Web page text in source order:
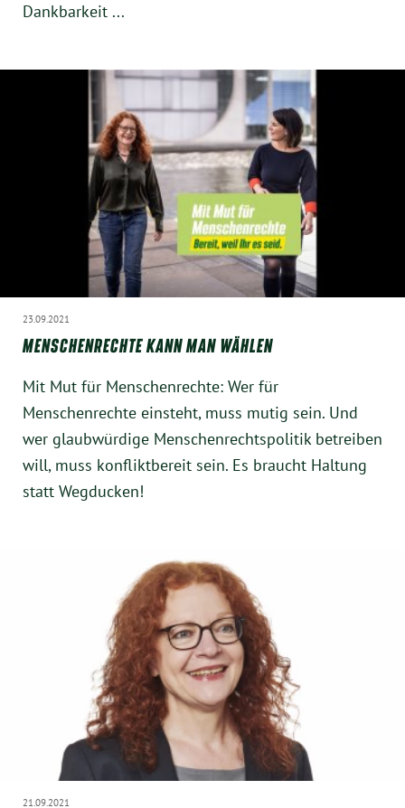
Dankbarkeit ...
23.09.2021
MENSCHENRECHTE KANN MAN WÄHLEN
Mit Mut für Menschenrechte: Wer für
Menschenrechte einsteht, muss mutig sein. Und
wer glaubwürdige Menschenrechtspolitik betreiben
will, muss konfliktbereit sein. Es braucht Haltung
statt Wegducken!
21.09.2021